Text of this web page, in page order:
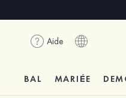
Aide
BAL MARIÉE